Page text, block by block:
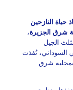
حياة النازحين
شرق الجزيرة،
الجيل
السوداني، نُفذت
بمحلية شرق